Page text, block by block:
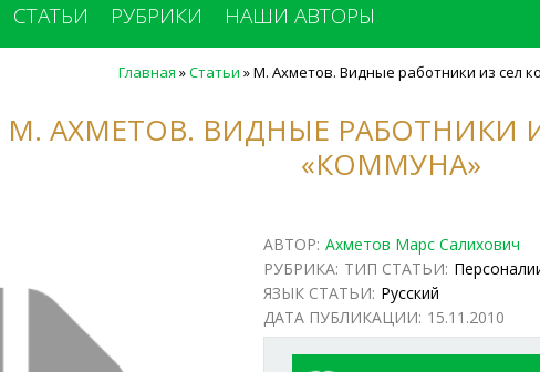
СТАТЬИ РУБРИКИ НАШИ АВТОРЫ
Главная »Статьи »М. Ахметов. Видные работники из сел
М. АХМЕТОВ. ВИДНЫЕ РАБОТНИКИ
«КОММУНА»
АВТОР: Ахметов Марс Салихович
РУБРИКА: ТИП СТАТЬИ:
ЯЗЫК СТАТЬИ: Русский
ДАТА ПУБЛИКАЦИИ: 15.11.2010